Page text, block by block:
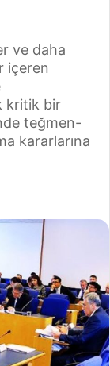
ve daha
içeren
kritik bir
teğmen-
kararlarına